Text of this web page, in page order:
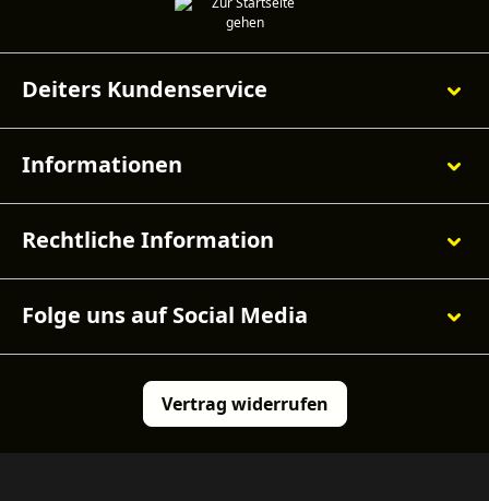
Deiters Kundenservice
Informationen
Rechtliche Information
Folge uns auf Social Media
Vertrag widerrufen